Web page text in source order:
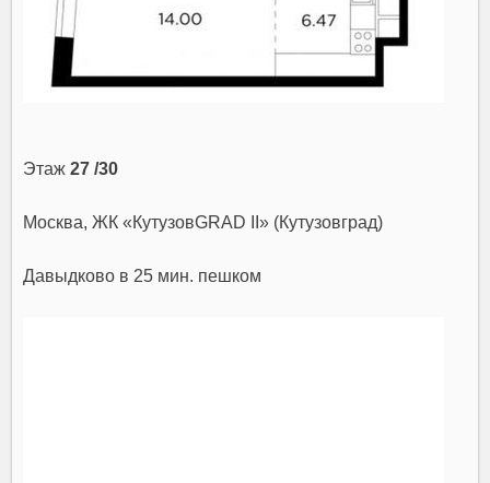
Этаж27 /30
Москва, ЖК «КутузовGRAD II» (Кутузовград)
Давыдково в 25 мин. пешком